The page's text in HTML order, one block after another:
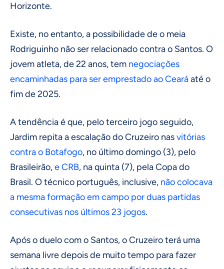
Horizonte.
Existe, no entanto, a possibilidade de o meia
Rodriguinho não ser relacionado contra o Santos. O
jovem atleta, de 22 anos, tem negociações
encaminhadas para ser emprestado ao Cearáaté o
fim de 2025.
A tendência é que, pelo terceiro jogo seguido,
Jardim repita a escalação do Cruzeiro nasvitórias
contra o Botafogo, no último domingo (3), pelo
Brasileirão,e CRB, na quinta (7), pela Copa do
Brasil. O técnico português, inclusive, não colocava
a mesma formação em campo por duas partidas
consecutivas nos últimos 23 jogos.
Após o duelo com o Santos, o Cruzeiro terá uma
semana livre depois de muito tempo para fazer